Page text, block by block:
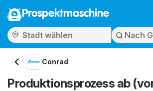
Prospektmaschine
Conrad
Produktionsprozess ab